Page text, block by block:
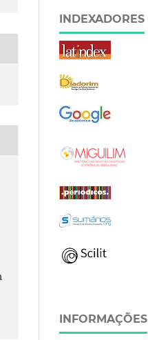
INDEXADORES
INFORMAÇÕES